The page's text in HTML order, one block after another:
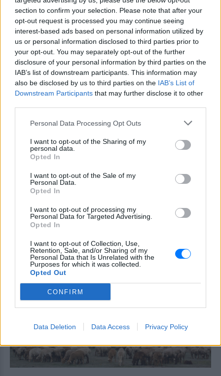
section to confirm your selection. Please note that after your
opt-out request is processed you may continue seeing
interest-based ads based on personal information utilized by
us or personal information disclosed to third parties prior to
your opt-out. You may separately opt-out of the further
disclosure of your personal information by third parties on the
IAB’s list of downstream participants. This information may
also be disclosed by us to third parties on the IAB’s List of
Downstream Participants that may further disclose it to other
Personal Data Processing Opt Outs
I want to opt-out of the Sharing of my
personal data.
Opted In
I want to opt-out of the Sale of my
Personal Data.
Opted In
I want to opt-out of processing my
Personal Data for Targeted Advertising.
Opted In
I want to opt-out of Collection, Use,
Retention, Sale, and/or Sharing of my
Personal Data that Is Unrelated with the
Purposes for which it was collected.
Opted Out
CONFIRM
Data Deletion Data Access Privacy Policy
Γιαννακόπουλος για Ολυμπιακό:
«Πριν 10 χρόνια φώναζαν
οφσάιντ, δεν ήξεραν ότι η
μπάλα μπάσκετ είναι
πορτοκαλί»
ΧΤΕΣ
Ο Δημήτρης Γιαννακόπουλος έδωσε
συνέντευξη στους «EuroInsiders» και
αναφέρθηκε, μεταξύ άλλων, στην
αντιπαλότητα με τον Ολυμπιακό και στο
τι πήγε λάθος την περσινή σεζόν
Λέσβου: Η A Promise to Animals
απαντά σε όσους θεωρούν την
κριτική «επίθεση στον τόπο»
Βίντεο με άλογα να εκτελούν φιγούρες
δίπλα σε σπασμένα μπουκάλια
Έφυγε από τη ζωή στα 74 του ο
σπουδαίος ηθοποιός Νίκος
ΧΤΕΣ
Από τη «Λούφα και Παραλλαγή» και το
«Ρεμπέτικο» έως το «Μάθε παιδί μου